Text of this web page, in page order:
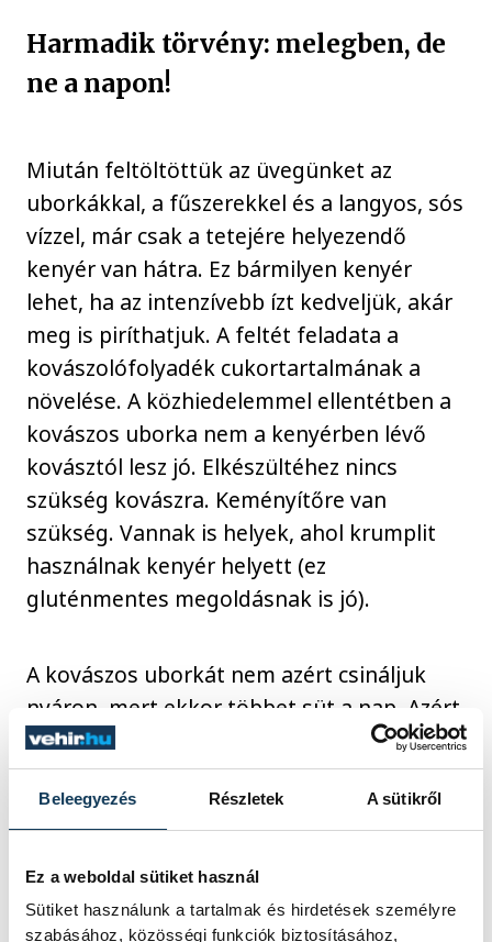
Beleegyezés Részletek A sütikről
Ez a weboldal sütiket használ
Sütiket használunk a tartalmak és hirdetések személyre
szabásához, közösségi funkciók biztosításához,
Harmadik törvény: melegben, de
ne a napon!
Miután feltöltöttük az üvegünket az
uborkákkal, a fűszerekkel és a langyos, sós
vízzel, már csak a tetejére helyezendő
kenyér van hátra. Ez bármilyen kenyér
lehet, ha az intenzívebb ízt kedveljük, akár
meg is piríthatjuk. A feltét feladata a
kovászolófolyadék cukortartalmának a
növelése. A közhiedelemmel ellentétben a
kovászos uborka nem a kenyérben lévő
kovásztól lesz jó. Elkészültéhez nincs
szükség kovászra. Keményítőre van
szükség. Vannak is helyek, ahol krumplit
használnak kenyér helyett (ez
gluténmentes megoldásnak is jó).
A kovászos uborkát nem azért csináljuk
nyáron, mert ekkor többet süt a nap. Azért
készítjük nyáron, mert az uborka ekkor
szezonális, így nagy mennyiségben és
olcsón hozzájuthatunk. A kovászos uborka
elkészítéséhez ugyanis csak melegre van
szükség, napfényre nem. Sőt, ha túl sok
nap éri, megpuhul, nem lesz kellemes az